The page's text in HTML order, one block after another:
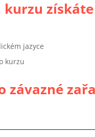
kurzu získáte
jazyce
kurzu
závazné